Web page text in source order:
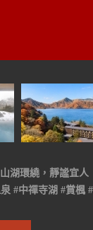
湖環繞，靜謐宜人
#中禪寺湖 #賞楓